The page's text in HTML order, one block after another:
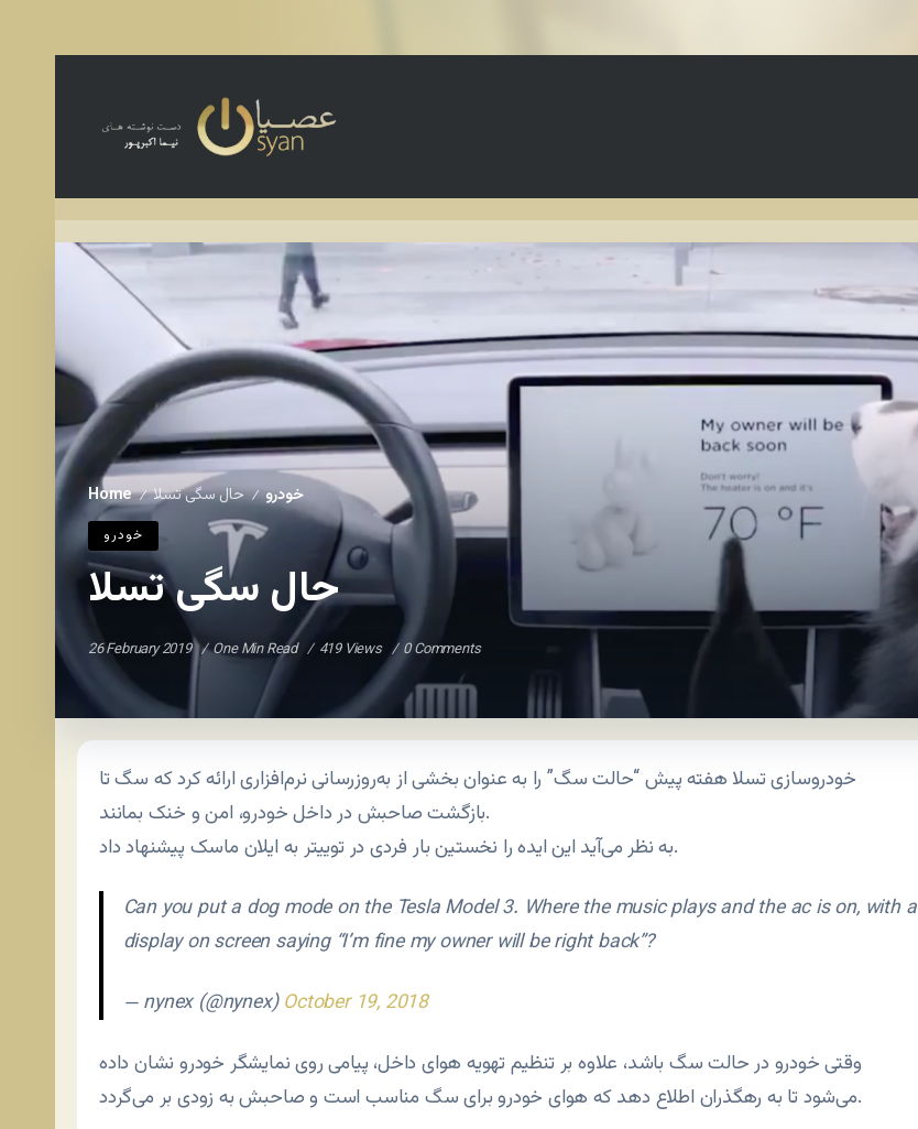
Home / خودرو / حال سگی تسلا
خودرو
حال سگی تسلا
26 February 2019 One Min Read 419 Views 0 Comments
خودروسازی تسلا هفته پیش “حالت سگ” را به عنوان بخشی از به‌روزرسانی نرم‌افزاری ارائه کرد که سگ تا
بازگشت صاحبش در داخل خودرو، امن و خنک بمانند.
به نظر می‌آید این ایده را نخستین بار فردی در توییتر به ایلان ماسک پیشنهاد داد.
Can you put a dog mode on the Tesla Model 3. Where the music plays and the ac is on, with a
display on screen saying “I’m fine my owner will be right back”?
— nynex (@nynex)October 19, 2018
وقتی خودرو در حالت سگ باشد، علاوه بر تنظیم تهویه هوای داخل، پیامی روی نمایشگر خودرو نشان داده
می‌شود تا به رهگذران اطلاع دهد که هوای خودرو برای سگ مناسب است و صاحبش به زودی بر می‌گردد.